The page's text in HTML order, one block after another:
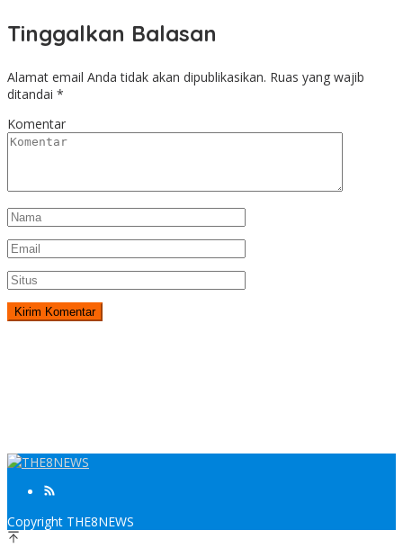
Tinggalkan Balasan
Alamat email Anda tidak akan dipublikasikan. Ruas yang wajib
ditandai *
Komentar
Copyright THE8NEWS